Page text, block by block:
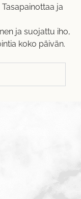
ja
ja suojattu iho,
koko päivän.